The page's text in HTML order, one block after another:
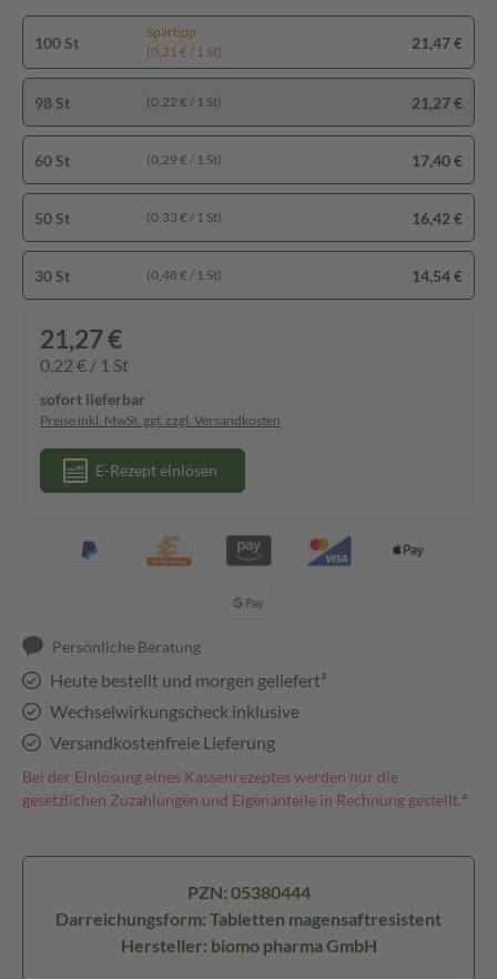
100 St
Spartipp
(0,21 € / 1 St)
21,47 €
98 St (0,22 € / 1 St) 21,27 €
60 St (0,29 € / 1 St) 17,40 €
50 St (0,33 € / 1 St) 16,42 €
30 St (0,48 € / 1 St) 14,54 €
21,27 €
0,22 € / 1 St
sofort lieferbar
Preise inkl. MwSt. ggf. zzgl. Versandkosten
E-Rezept einlösen
Persönliche Beratung
Heute bestellt und morgen geliefert³
Wechselwirkungscheck inklusive
Versandkostenfreie Lieferung
Bei der Einlösung eines Kassenrezeptes werden nur die
gesetzlichen Zuzahlungen und Eigenanteile in Rechnung gestellt.⁴
PZN: 05380444
Darreichungsform: Tabletten magensaftresistent
Hersteller: biomo pharma GmbH